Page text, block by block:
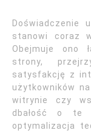
Doświadczenie
stanowi coraz
Obejmuje ono
strony,
satysfakcję z
użytkowników
witrynie czy
dbałość o te
optymalizacja